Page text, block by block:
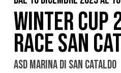
WINTER CUP
RACE SAN
ASD MARINA DI SAN CATALDO